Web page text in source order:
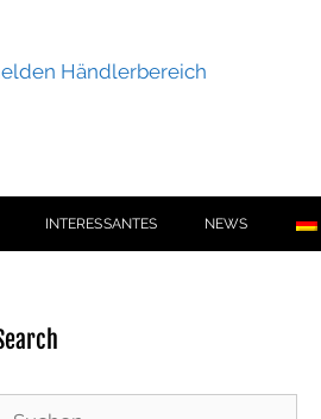
Händlerbereich
INTERESSANTES NEWS